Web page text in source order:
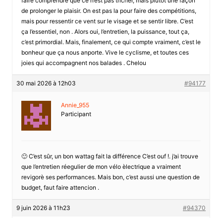
de prolonger le plaisir. On est pas la pour faire des compétitions,
mais pour ressentir ce vent sur le visage et se sentir libre. C’est
ça l’essentiel, non . Alors oui, l’entretien, la puissance, tout ça,
c’est primordial. Mais, finalement, ce qui compte vraiment, c’est le
bonheur que ça nous anporte. Vive le cyclisme, et toutes ces
joies qui accompagnent nos balades . Chelou
30 mai 2026 à 12h03 #94177
Annie_955
Participant
🙂 C’est sûr, un bon wattag fait la différence C’est ouf !. j’ai trouve
que l’entretien réegulier de mon vélo èlectrique a vraiment
revigorè ses performances. Mais bon, c’est aussi une question de
budget, faut faire attencion .
9 juin 2026 à 11h23 #94370